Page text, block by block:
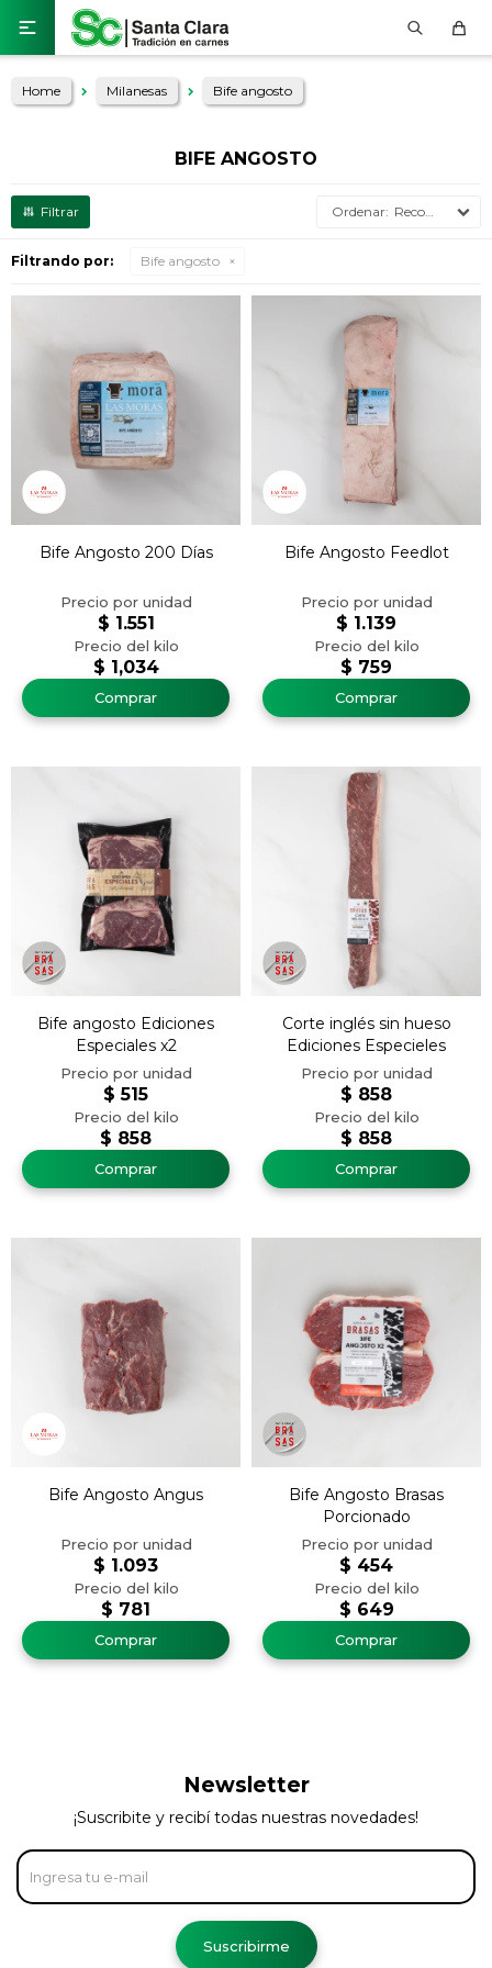

Home Milanesas Bife angosto
BIFE ANGOSTO
Recomendados
Filtrando por: Bife angosto
Bife Angosto 200 Días
$ 1,034
$ 1.551
Bife Angosto Feedlot
$ 759
$ 1.139
Bife angosto Ediciones
Especiales x2
$ 858
$ 515
Corte inglés sin hueso
Ediciones Especieles
$ 858
$ 858
Bife Angosto Angus
$ 781
$ 1.093
Bife Angosto Brasas
Porcionado
$ 649
$ 454
Newsletter
¡Suscribite y recibí todas nuestras novedades!
Suscribirme